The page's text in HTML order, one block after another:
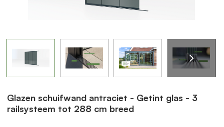
Glazen schuifwand antraciet - Getint glas - 3
railsysteem tot 288 cm breed